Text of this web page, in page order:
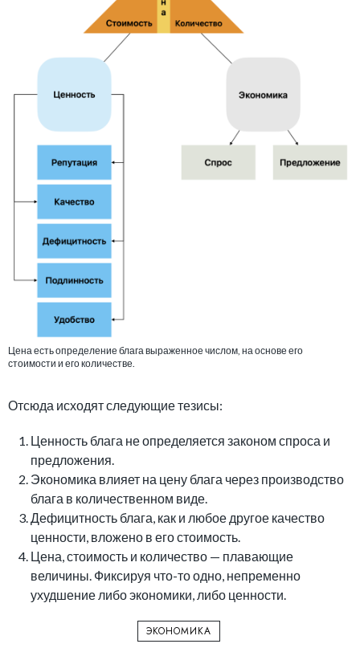
Цена есть определение блага выраженное числом, на основе его
стоимости и его количестве.
Отсюда исходят следующие тезисы:
Ценность блага не определяется законом спроса и
предложения.
Экономика влияет на цену блага через производство
блага в количественном виде.
Дефицитность блага, как и любое другое качество
ценности, вложено в его стоимость.
Цена, стоимость и количество — плавающие
величины. Фиксируя что-то одно, непременно
ухудшение либо экономики, либо ценности.
ЭКОНОМИКА